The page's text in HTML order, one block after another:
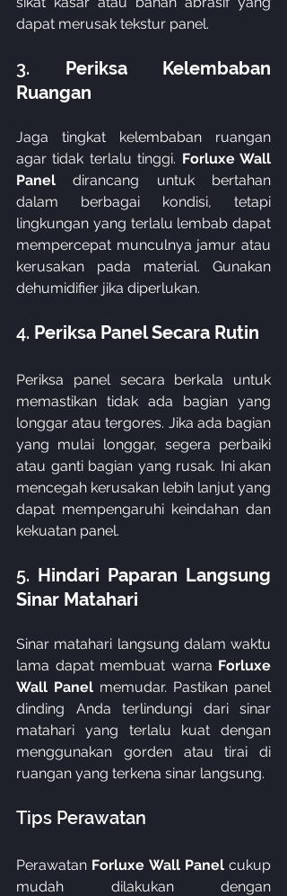
dapat merusak tekstur panel.
3. Periksa Kelembaban
Ruangan
Jaga tingkat kelembaban ruangan
agar tidak terlalu tinggi. Forluxe Wall
Panel dirancang untuk bertahan
dalam berbagai kondisi, tetapi
lingkungan yang terlalu lembab dapat
mempercepat munculnya jamur atau
kerusakan pada material. Gunakan
dehumidifier jika diperlukan.
4. Periksa Panel Secara Rutin
Periksa panel secara berkala untuk
memastikan tidak ada bagian yang
longgar atau tergores. Jika ada bagian
yang mulai longgar, segera perbaiki
atau ganti bagian yang rusak. Ini akan
mencegah kerusakan lebih lanjut yang
dapat mempengaruhi keindahan dan
kekuatan panel.
5. Hindari Paparan Langsung
Sinar Matahari
Sinar matahari langsung dalam waktu
lama dapat membuat warna Forluxe
Wall Panel memudar. Pastikan panel
dinding Anda terlindungi dari sinar
matahari yang terlalu kuat dengan
menggunakan gorden atau tirai di
ruangan yang terkena sinar langsung.
Tips Perawatan
Perawatan Forluxe Wall Panel cukup
mudah dilakukan dengan